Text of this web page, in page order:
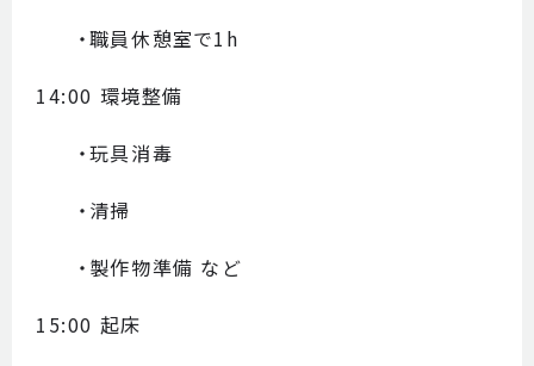
・職員休憩室で1h
14:00 環境整備
・玩具消毒
・清掃
・製作物準備 など
15:00 起床